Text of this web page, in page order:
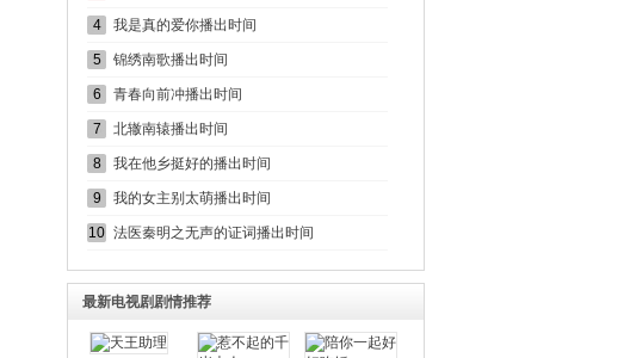
4 我是真的爱你播出时间
5 锦绣南歌播出时间
6 青春向前冲播出时间
7 北辙南辕播出时间
8 我在他乡挺好的播出时间
9 我的女主别太萌播出时间
10 法医秦明之无声的证词播出时间
最新电视剧剧情推荐